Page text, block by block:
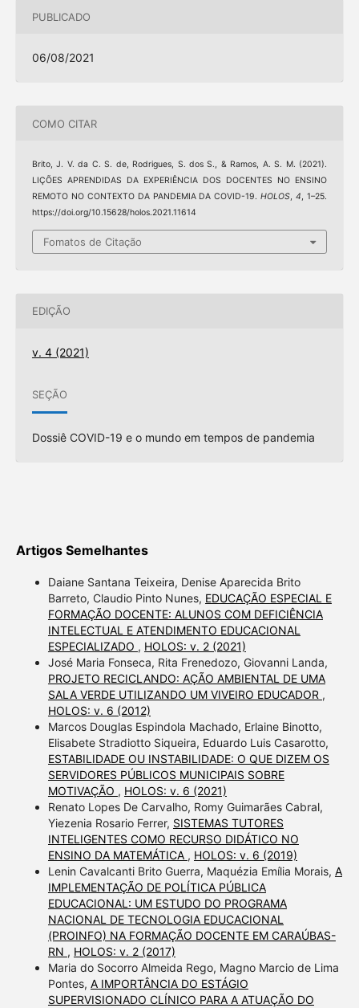
PUBLICADO
06/08/2021
COMO CITAR
Brito, J. V. da C. S. de, Rodrigues, S. dos S., & Ramos, A. S. M. (2021).
LIÇÕES APRENDIDAS DA EXPERIÊNCIA DOS DOCENTES NO ENSINO
REMOTO NO CONTEXTO DA PANDEMIA DA COVID-19.HOLOS,4, 1–25.
https://doi.org/10.15628/holos.2021.11614
Fomatos de Citação
EDIÇÃO
v. 4 (2021)
SEÇÃO
Dossiê COVID-19 e o mundo em tempos de pandemia
Artigos Semelhantes
Daiane Santana Teixeira, Denise Aparecida Brito
Barreto, Claudio Pinto Nunes, EDUCAÇÃO ESPECIAL E
FORMAÇÃO DOCENTE: ALUNOS COM DEFICIÊNCIA
INTELECTUAL E ATENDIMENTO EDUCACIONAL
ESPECIALIZADO , HOLOS: v. 2 (2021)
José Maria Fonseca, Rita Frenedozo, Giovanni Landa,
PROJETO RECICLANDO: AÇÃO AMBIENTAL DE UMA
SALA VERDE UTILIZANDO UM VIVEIRO EDUCADOR ,
HOLOS: v. 6 (2012)
Marcos Douglas Espindola Machado, Erlaine Binotto,
Elisabete Stradiotto Siqueira, Eduardo Luis Casarotto,
ESTABILIDADE OU INSTABILIDADE: O QUE DIZEM OS
SERVIDORES PÚBLICOS MUNICIPAIS SOBRE
MOTIVAÇÃO , HOLOS: v. 6 (2021)
Renato Lopes De Carvalho, Romy Guimarães Cabral,
Yiezenia Rosario Ferrer, SISTEMAS TUTORES
INTELIGENTES COMO RECURSO DIDÁTICO NO
ENSINO DA MATEMÁTICA , HOLOS: v. 6 (2019)
Lenin Cavalcanti Brito Guerra, Maquézia Emília Morais, A
IMPLEMENTAÇÃO DE POLÍTICA PÚBLICA
EDUCACIONAL: UM ESTUDO DO PROGRAMA
NACIONAL DE TECNOLOGIA EDUCACIONAL
(PROINFO) NA FORMAÇÃO DOCENTE EM CARAÚBAS-
RN , HOLOS: v. 2 (2017)
Maria do Socorro Almeida Rego, Magno Marcio de Lima
Pontes, A IMPORTÂNCIA DO ESTÁGIO
SUPERVISIONADO CLÍNICO PARA A ATUAÇÃO DO